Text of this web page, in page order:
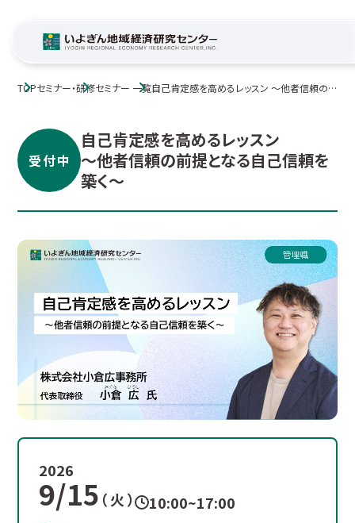
TOPセミナー・研修セミナー 一覧自己肯定感を高めるレッスン ～他者信頼の
前提となる自己信頼を築く～
受付中
自己肯定感を高めるレッスン
～他者信頼の前提となる自己信頼を
築く～
2026
9/15 （ 火 ） 10:00~17:00